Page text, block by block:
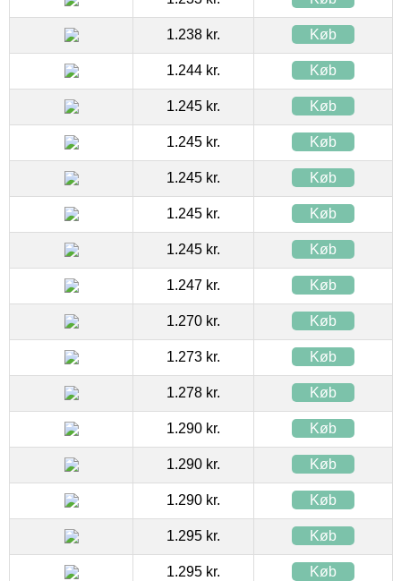
1.238 kr. Køb
1.244 kr. Køb
1.245 kr. Køb
1.245 kr. Køb
1.245 kr. Køb
1.245 kr. Køb
1.245 kr. Køb
1.247 kr. Køb
1.270 kr. Køb
1.273 kr. Køb
1.278 kr. Køb
1.290 kr. Køb
1.290 kr. Køb
1.290 kr. Køb
1.295 kr. Køb
1.295 kr. Køb